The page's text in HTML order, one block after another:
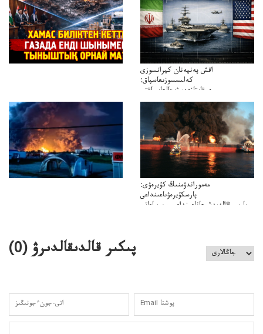
اقش پەنپەنان كيرانسوزى
كەلىسسوزىعاسپاق:
دوقايتازدەسۋىجالعاسپاقتى
باسەڭدەتدوحا؟
كەزدەسۋىشيەلەنىستىباسەڭدەتەمە؟
مەموراندۋمنىڭ كۇيرەۋى:
پارسكۇيرەۋىاعىنداعى
پارسى&الەمدشىعاناعىنداعىسىن ساعاتى
پىكىر قالدىقالدىرۋ (0
)